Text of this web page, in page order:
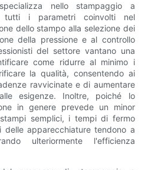
nello stampaggio a
tutti i parametri coinvolti nel
dello stampo alla selezione dei
della pressione e al controllo
del settore vantano una
come ridurre al minimo i
la qualità, consentendo ai
ravvicinate e di aumentare
esigenze. Inoltre, poiché lo
in genere prevede un minor
semplici, i tempi di fermo
delle apparecchiature tendono a
ulteriormente l'efficienza